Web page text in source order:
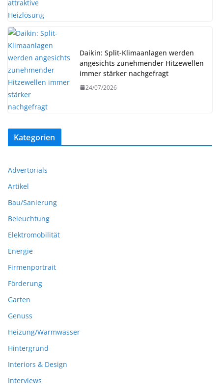
Daikin: Split-Klimaanlagen werden
angesichts zunehmender Hitzewellen
immer stärker nachgefragt
24/07/2026
Kategorien
Advertorials
Artikel
Bau/Sanierung
Beleuchtung
Elektromobilität
Energie
Firmenportrait
Förderung
Garten
Genuss
Heizung/Warmwasser
Hintergrund
Interiors & Design
Interviews